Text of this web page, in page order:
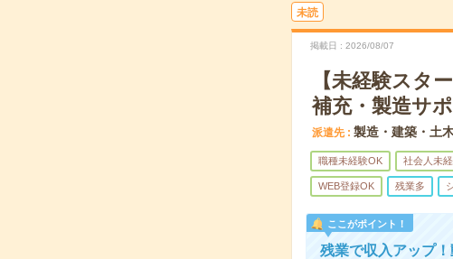
未読
掲載日 2026/08/07
【未経験スタ
補充・製造サ
派遣先 製造・建築・土
職種未経験OK 社会人未
WEB登録OK 残業多
ここがポイント！
残業で収入アップ